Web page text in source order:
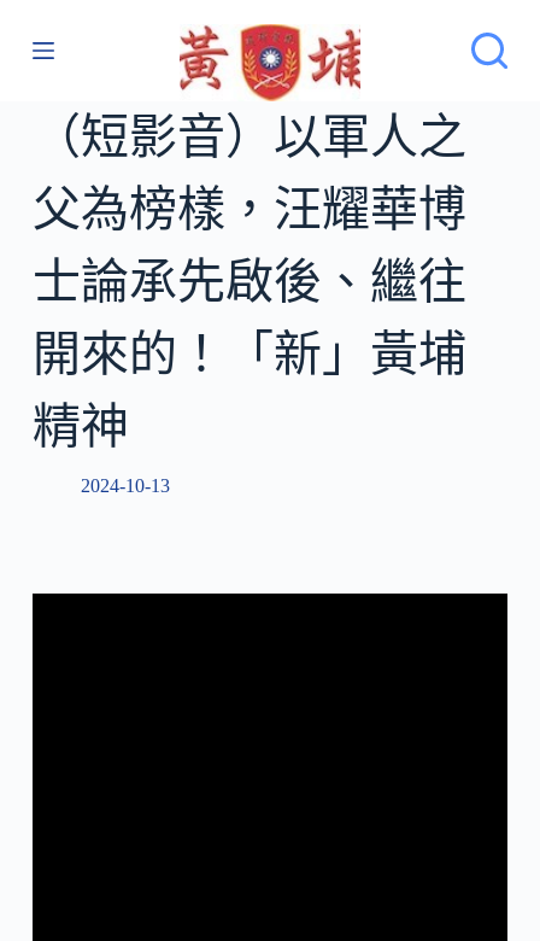
至
（短影音）以軍人之
父為榜樣，汪耀華博
士論承先啟後、繼往
開來的！「新」黃埔
精神
2024-10-13